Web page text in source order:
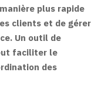
plus rapide
clients et de gérer
Un outil de
faciliter le
des